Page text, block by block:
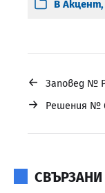
В Акцент,
← Заповед №
→ Решения №
СВЪРЗАНИ